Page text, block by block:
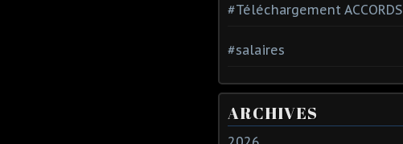
#Téléchargement ACCORDS
#salaires
ARCHIVES